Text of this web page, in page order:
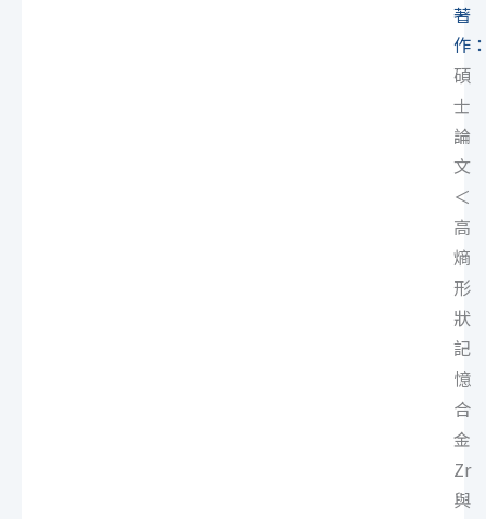
著
作
碩
士
論
文
＜
高
熵
形
狀
記
憶
合
金
Zr
與